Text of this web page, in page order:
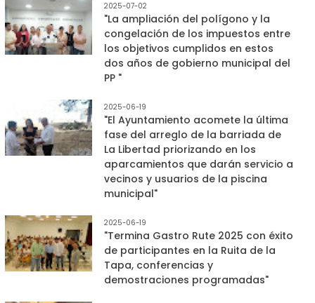
2025-07-02
"La ampliación del polígono y la
congelación de los impuestos entre
los objetivos cumplidos en estos
dos años de gobierno municipal del
PP "
2025-06-19
"El Ayuntamiento acomete la última
fase del arreglo de la barriada de
La Libertad priorizando en los
aparcamientos que darán servicio a
vecinos y usuarios de la piscina
municipal"
2025-06-19
"Termina Gastro Rute 2025 con éxito
de participantes en la Ruita de la
Tapa, conferencias y
demostraciones programadas"